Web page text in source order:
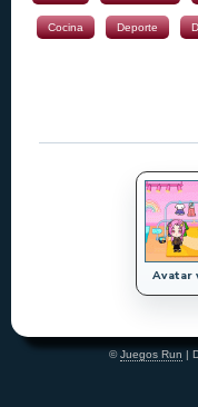
Cocina Deporte
Avatar
©Juegos Run |